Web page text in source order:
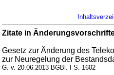
Zitate in
Gesetz zur Änderung des
zur Neuregelung der
G. v. 20.06.2013 BGBl. I S. 1602